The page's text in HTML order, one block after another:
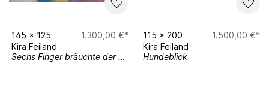
145 x 125
1.300,00 €*
Kira Feiland
Sechs Finger bräuchte der Mensch
115 x 200
1.500,00 €*
Kira Feiland
Hundeblick